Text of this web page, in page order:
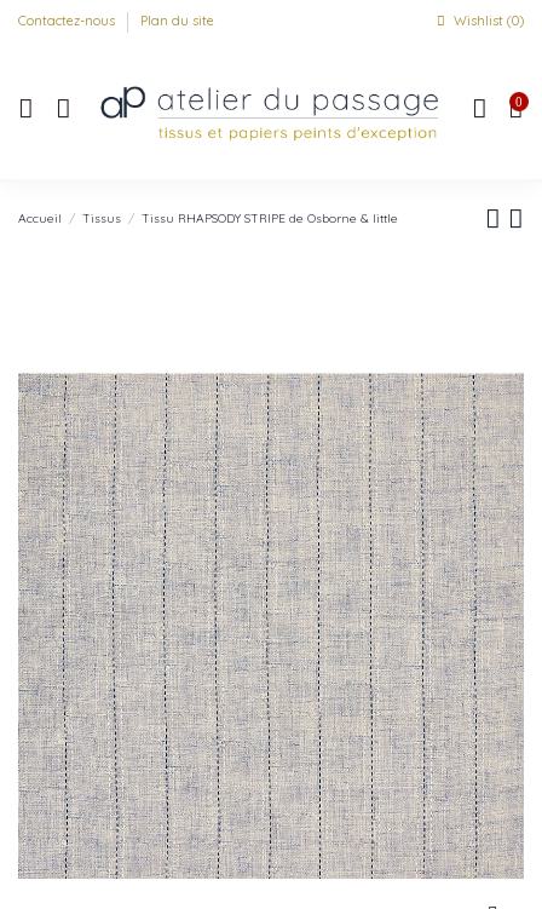
Contactez-nous Plan du site Wishlist (0)
0
Accueil Tissus Tissu RHAPSODY STRIPE de Osborne & little